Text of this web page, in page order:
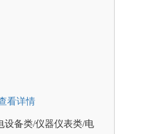
看详情
设备类/仪器仪表类/电